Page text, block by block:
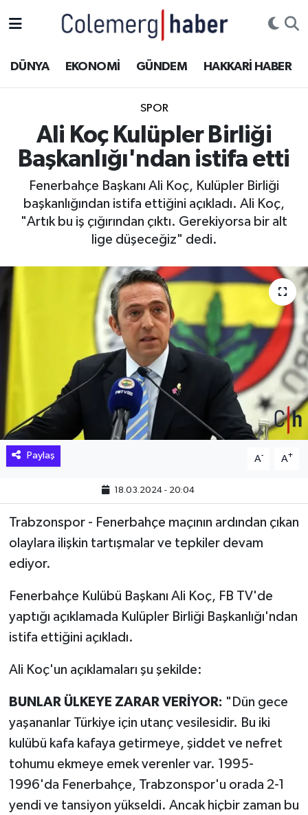
DÜNYA EKONOMİ GÜNDEM HAKKARİ HABER
SPOR
Ali Koç Kulüpler Birliği
Başkanlığı'ndan istifa etti
Fenerbahçe Başkanı Ali Koç, Kulüpler Birliği
başkanlığından istifa ettiğini açıkladı. Ali Koç,
"Artık bu iş çığırından çıktı. Gerekiyorsa bir alt
lige düşeceğiz" dedi.
Paylaş A- A+
18.03.2024 - 20:04
Trabzonspor - Fenerbahçe maçının ardından çıkan
olaylara ilişkin tartışmalar ve tepkiler devam
ediyor.
Fenerbahçe Kulübü Başkanı Ali Koç, FB TV'de
yaptığı açıklamada Kulüpler Birliği Başkanlığı'ndan
istifa ettiğini açıkladı.
Ali Koç'un açıklamaları şu şekilde:
BUNLAR ÜLKEYE ZARAR VERİYOR: "Dün gece
yaşananlar Türkiye için utanç vesilesidir. Bu iki
kulübü kafa kafaya getirmeye, şiddet ve nefret
tohumu ekmeye emek verenler var. 1995-
1996'da Fenerbahçe, Trabzonspor'u orada 2-1
yendi ve tansiyon yükseldi. Ancak hiçbir zaman bu
ASAYİŞ
ÇOCUK
DOĞA
DÜNYA
EĞİTİM
Hakkari Haber
İLGİNÇ HABERLER
KADIN
KÜLTÜR SANAT
POLİTİKA
SAĞLIK
TARİH
YAŞAM
Hakkâri Hava Durumu
Hakkari Namaz Vakitleri
Hakkâri Trafik Yoğunluk Haritası
Süper Lig Puan Durumu ve Fikstür
Tüm Manşetler
Haber Arşivi